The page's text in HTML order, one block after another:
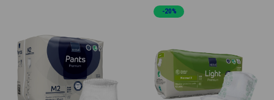
-20%